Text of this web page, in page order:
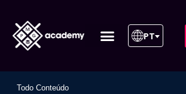
PT
Todo Conteúdo